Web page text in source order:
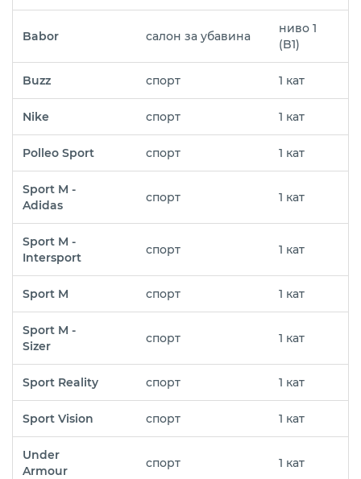
Babor салон за убавина
ниво 1
(B1)
Buzz спорт 1 кат
Nike спорт 1 кат
Polleo Sport спорт 1 кат
Sport M -
Adidas
спорт 1 кат
Sport M -
Intersport
спорт 1 кат
Sport M спорт 1 кат
Sport M -
Sizer
спорт 1 кат
Sport Reality спорт 1 кат
Sport Vision спорт 1 кат
Under
Armour
спорт 1 кат